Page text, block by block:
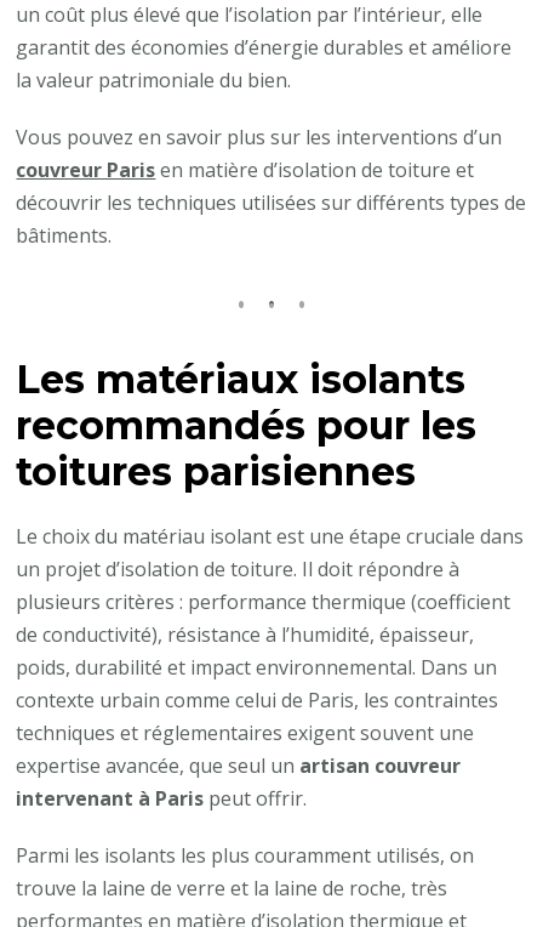
un coût plus élevé que l’isolation par l’intérieur, elle
garantit des économies d’énergie durables et améliore
la valeur patrimoniale du bien.
Vous pouvez en savoir plus sur les interventions d’un
couvreur Parisen matière d’isolation de toiture et
découvrir les techniques utilisées sur différents types de
bâtiments.
Les matériaux isolants
recommandés pour les
toitures parisiennes
Le choix du matériau isolant est une étape cruciale dans
un projet d’isolation de toiture. Il doit répondre à
plusieurs critères : performance thermique (coefficient
de conductivité), résistance à l’humidité, épaisseur,
poids, durabilité et impact environnemental. Dans un
contexte urbain comme celui de Paris, les contraintes
techniques et réglementaires exigent souvent une
expertise avancée, que seul un artisan couvreur
intervenant à Paris peut offrir.
Parmi les isolants les plus couramment utilisés, on
trouve la laine de verre et la laine de roche, très
performantes en matière d’isolation thermique et